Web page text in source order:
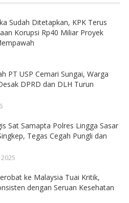
Sudah Ditetapkan, KPK Terus
Korupsi Rp40 Miliar Proyek
PT USP Cemari Sungai, Warga
DPRD dan DLH Turun
Sat Samapta Polres Lingga Sasar
Tegas Cegah Pungli dan
ke Malaysia Tuai Kritik,
dengan Seruan Kesehatan